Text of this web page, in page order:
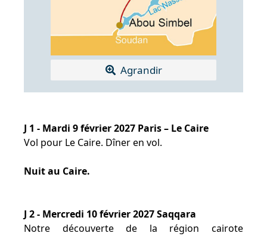
Agrandir
J 1 - Mardi 9 février 2027 Paris – Le Caire
Vol pour Le Caire. Dîner en vol.
Nuit au Caire.
J 2 - Mercredi 10 février 2027 Saqqara
Notre découverte de la région cairote